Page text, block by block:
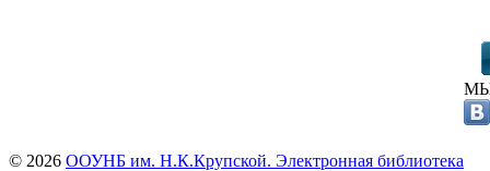
© 2026 ООУНБ им. Н.К.Крупской. Электронная библиотека